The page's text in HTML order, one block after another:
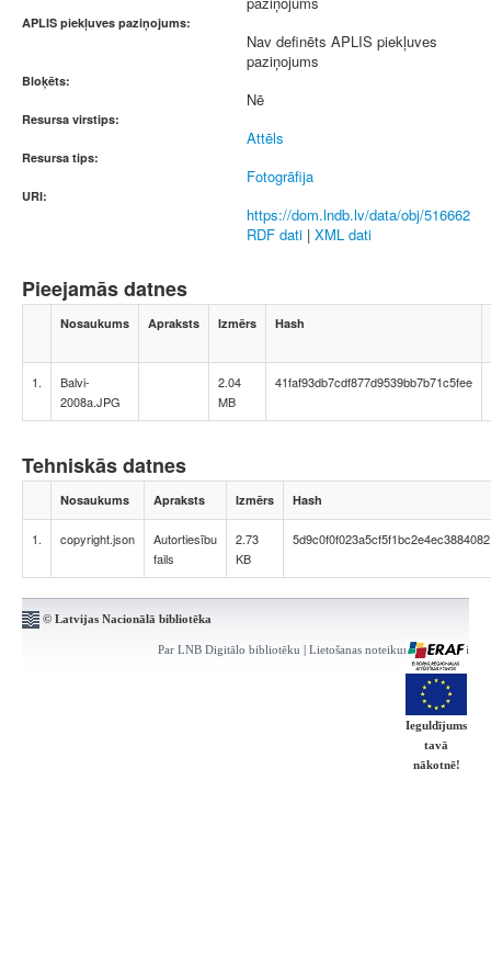
APLIS piekļuves paziņojums:
Nav definēts APLIS piekļuves
paziņojums
Bloķēts:
Nē
Resursa virstips:
Attēls
Resursa tips:
Fotogrāfija
URI:
https://dom.lndb.lv/data/obj/516662
RDF dati | XML dati
Pieejamās datnes
Nosaukums Apraksts Izmērs Hash
1.
Balvi-
2008a.JPG
2.04
MB
41faf93db7cdf877d9539bb7b71c5fee
Tehniskās datnes
Nosaukums Apraksts Izmērs Hash
1. copyright.json
Autortiesību
fails
2.73
KB
5d9c0f0f023a5cf5f1bc2e4ec3884082
© Latvijas Nacionālā bibliotēka
Par LNB Digitālo bibliotēku | Lietošanas noteikumi | Kontakti
Ieguldījums
tavā
nākotnē!